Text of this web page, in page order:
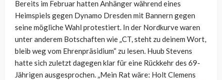
Bereits im Februar hatten Anhänger während eines
Heimspiels gegen Dynamo Dresden mit Bannern gegen
seine mögliche Wahl protestiert. In der Nordkurve waren
unter anderem Botschaften wie „CT, steht zu deinem Wort,
bleib weg vom Ehrenpräsidium“ zu lesen. Huub Stevens
hatte sich zuletzt dagegen klar für eine Rückkehr des 69-
Jährigen ausgesprochen. „Mein Rat wäre: Holt Clemens